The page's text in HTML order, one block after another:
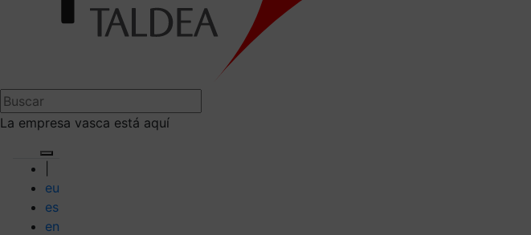
La empresa vasca está aquí
eu
es
en